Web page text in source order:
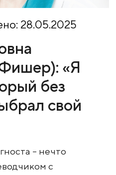
28.05.2025
«Я
без
свой
– нечто
с